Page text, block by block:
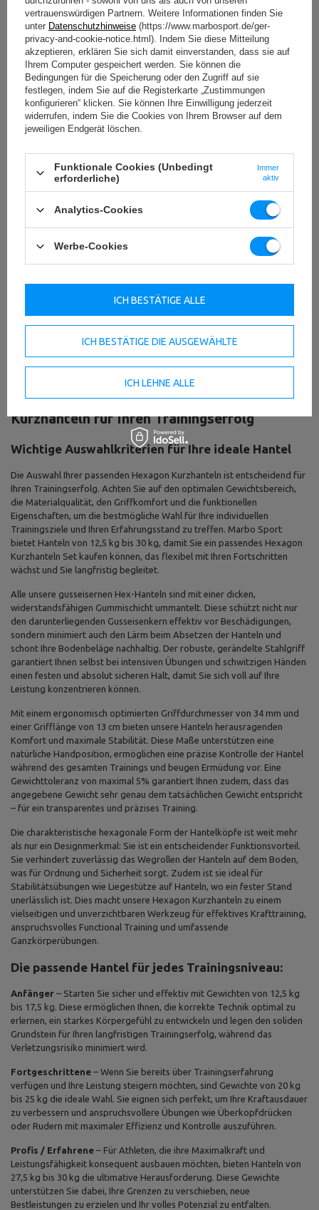
professionellen Studio oder Ihrem persönlichen Home-Gym.
Für wen sind Marbo Sport Hexagon
Kurzhanteln die optimale Wahl?
Für Ihr Home-Gym – Verwandeln Sie Ihr Zuhause in eine vollwertige
Trainingszone! Die einzigartige Gummierung schützt Ihre Böden
zuverlässig vor Beschädigungen und reduziert Trainingsgeräusche
spürbar. Die sechseckige Form verhindert zudem lästiges Wegrollen,
Für kommerzielle Fitnessstudios
– Setzen Sie auf Langlebigkeit
Diese Hanteln beweisen sich durch extreme Robustheit und einfache
Nutzer einen festen und sicheren Halt, während die geringe
Gewichttoleranz von maximal 5% ein stets professionelles und
reproduzierbares Trainingserlebnis sichert.
maximaler Kontrolle und Sicherheit bei therapeutischen Übungen. Die
stabile, nicht rollende Form unserer Hexagon Kurzhanteln ist
Stabilitätsübungen geeignet. Der sichere Griff ermöglicht Patienten,
sich voll auf die korrekte Ausführung zu konzentrieren, was den
Heilungsprozess aktiv unterstützt und beschleunigt.
Finden Sie die perfekten Hexagon
Kurzhanteln für Ihren Trainingserfolg
Wichtige Auswahlkriterien für Ihre ideale Hantel
Die Auswahl Ihrer passenden Hexagon Kurzhanteln ist entscheidend für
Ihren Trainingserfolg. Achten Sie auf den optimalen Gewichtsbereich,
die Materialqualität, den Griffkomfort und die funktionellen
Eigenschaften, um die bestmögliche Wahl für Ihre individuellen
Trainingsziele und Ihren Erfahrungsstand zu treffen. Marbo Sport
bietet Hanteln von 12,5 kg bis 30 kg, damit Sie ein passendes Hexagon
Kurzhanteln Set kaufen können, das flexibel mit Ihren Fortschritten
wächst und Sie langfristig begleitet.
Alle unsere gusseisernen Hex-Hanteln sind mit einer dicken,
widerstandsfähigen Gummischicht ummantelt. Diese schützt nicht nur
den darunterliegenden Gusseisenkern effektiv vor Beschädigungen,
sondern minimiert auch den Lärm beim Absetzen der Hanteln und
schont Ihre Bodenbeläge nachhaltig. Der robuste, gerändelte Stahlgriff
garantiert Ihnen selbst bei intensiven Übungen und schwitzigen Händen
einen festen und absolut sicheren Halt, damit Sie sich voll auf Ihre
Leistung konzentrieren können.
Mit einem ergonomisch optimierten Griffdurchmesser von 34 mm und
einer Grifflänge von 13 cm bieten unsere Hanteln herausragenden
Komfort und maximale Stabilität. Diese Maße unterstützen eine
natürliche Handposition, ermöglichen eine präzise Kontrolle der Hantel
während des gesamten Trainings und beugen Ermüdung vor. Eine
Gewichttoleranz von maximal 5% garantiert Ihnen zudem, dass das
angegebene Gewicht sehr genau dem tatsächlichen Gewicht entspricht
– für ein transparentes und präzises Training.
Die charakteristische hexagonale Form der Hantelköpfe ist weit mehr
als nur ein Designmerkmal: Sie ist ein entscheidender Funktionsvorteil.
Sie verhindert zuverlässig das Wegrollen der Hanteln auf dem Boden,
was für Ordnung und Sicherheit sorgt. Zudem ist sie ideal für
Stabilitätsübungen wie Liegestütze auf Hanteln, wo ein fester Stand
unerlässlich ist. Dies macht unsere Hexagon Kurzhanteln zu einem
vielseitigen und unverzichtbaren Werkzeug für effektives Krafttraining,
anspruchsvolles Functional Training und umfassende
Ganzkörperübungen.
Die passende Hantel für jedes Trainingsniveau:
Anfänger – Starten Sie sicher und effektiv mit Gewichten von 12,5 kg
bis 17,5 kg. Diese ermöglichen Ihnen, die korrekte Technik optimal zu
erlernen, ein starkes Körpergefühl zu entwickeln und legen den soliden
Grundstein für Ihren langfristigen Trainingserfolg, während das
Verletzungsrisiko minimiert wird.
Fortgeschrittene – Wenn Sie bereits über Trainingserfahrung
verfügen und Ihre Leistung steigern möchten, sind Gewichte von 20 kg
bis 25 kg die ideale Wahl. Sie eignen sich perfekt, um Ihre Kraftausdauer
zu verbessern und anspruchsvollere Übungen wie Überkopfdrücken
oder Rudern mit maximaler Effizienz und Kontrolle auszuführen.
Profis / Erfahrene – Für Athleten, die ihre Maximalkraft und
Leistungsfähigkeit konsequent ausbauen möchten, bieten Hanteln von
27,5 kg bis 30 kg die ultimative Herausforderung. Diese Gewichte
unterstützen Sie dabei, Ihre Grenzen zu verschieben, neue
Bestleistungen zu erzielen und Ihr volles Potenzial zu entfalten.
vertrauenswürdigen Partnern. Weitere Informationen finden Sie
unter Datenschutzhinweise (https://www.marbosport.de/ger-
privacy-and-cookie-notice.html). Indem Sie diese Mitteilung
akzeptieren, erklären Sie sich damit einverstanden, dass sie auf
Ihrem Computer gespeichert werden. Sie können die
Bedingungen für die Speicherung oder den Zugriff auf sie
festlegen, indem Sie auf die Registerkarte „Zustimmungen
konfigurieren“ klicken. Sie können Ihre Einwilligung jederzeit
widerrufen, indem Sie die Cookies von Ihrem Browser auf dem
jeweiligen Endgerät löschen.
Funktionale Cookies (Unbedingt
erforderliche)
Immer
aktiv
Analytics-Cookies
Werbe-Cookies
ICH BESTÄTIGE DIE AUSGEWÄHLTE
ICH LEHNE ALLE
ICH BESTÄTIGE ALLE